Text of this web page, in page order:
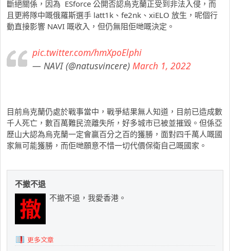
斷絕關係，因為 ESforce 公開否認烏克蘭正受到非法入侵，而
且更將隊中嘅俄羅斯選手 latt1k、fe2nk、xiELO 放生，呢個行
動直接影響 NAVI 嘅收入，但仍無阻佢哋嘅決定。
pic.twitter.com/hmXpoElphi
— NAVI (@natusvincere) March 1, 2022
目前烏克蘭仍處於戰事當中，戰爭結果無人知道，目前已造成數
千人死亡，數百萬難民流離失所，好多城市已被並摧毀。但係亞
歷山大認為烏克蘭一定會贏百分之百的獲勝，面對四千萬人嘅國
家無可能獲勝，而佢哋願意不惜一切代價保衛自己嘅國家。
不撤不退
不撤不退，我愛香港。
更多文章